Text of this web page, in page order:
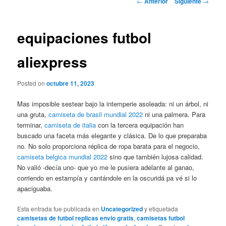
equipaciones futbol
aliexpress
Posted onoctubre 11, 2023
Mas imposible sestear bajo la intemperie asoleada: ni un árbol, ni
una gruta,camiseta de brasil mundial 2022 ni una palmera. Para
terminar,camiseta de italia con la tercera equipación han
buscado una faceta más elegante y clásica. De lo que preparaba
no. No solo proporciona réplica de ropa barata para el negocio,
camiseta belgica mundial 2022 sino que también lujosa calidad.
No valió -decía uno- que yo me le pusiera adelante al ganao,
corriendo en estampía y cantándole en la oscuridá pa vé si lo
apaciguaba.
Esta entrada fue publicada en Uncategorizedy etiquetada
camisetas de futbol replicas envio gratis,camisetas futbol